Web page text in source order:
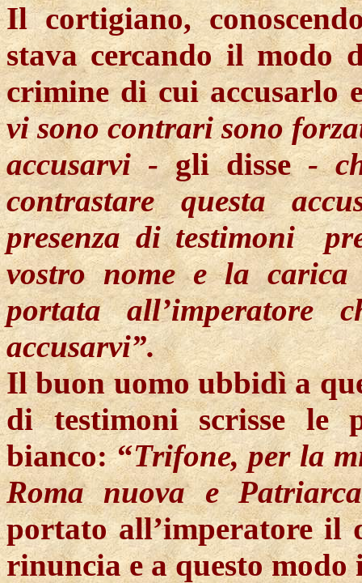
Il cortigiano,
stava cercando il
crimine di cui accusarlo
vi sono contrari sono
accusarvi -gli disse-
contrastare questa
presenza ditestimoni
vostro nome e la
portata
accusarvi”.
Il buon uomo ubbidì a
di testimoni scrisse le
bianco: “Trifone, per la
Roma nuova e
portato all’imperatore il
rinuncia e a questo